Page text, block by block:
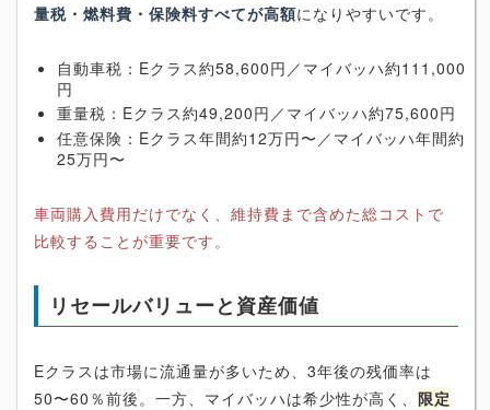
量税・燃料費・保険料すべてが高額になりやすいです。
自動車税：Eクラス約58,600円／マイバッハ約111,000
円
重量税：Eクラス約49,200円／マイバッハ約75,600円
任意保険：Eクラス年間約12万円〜／マイバッハ年間約
25万円〜
車両購入費用だけでなく、維持費まで含めた総コストで
比較することが重要です。
リセールバリューと資産価値
Eクラスは市場に流通量が多いため、3年後の残価率は
50〜60％前後。一方、マイバッハは希少性が高く、 限定